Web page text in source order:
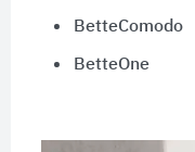
BetteComodo
BetteOne